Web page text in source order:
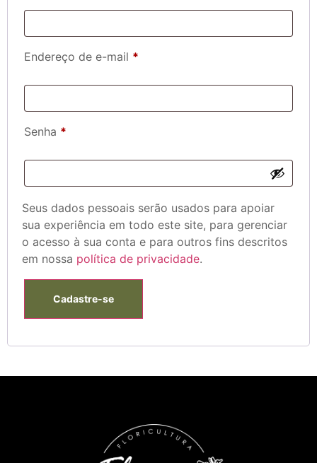
Endereço de e-mail *
Senha *
Seus dados pessoais serão usados ​​para apoiar
sua experiência em todo este site, para gerenciar
o acesso à sua conta e para outros fins descritos
em nossa política de privacidade.
Cadastre-se